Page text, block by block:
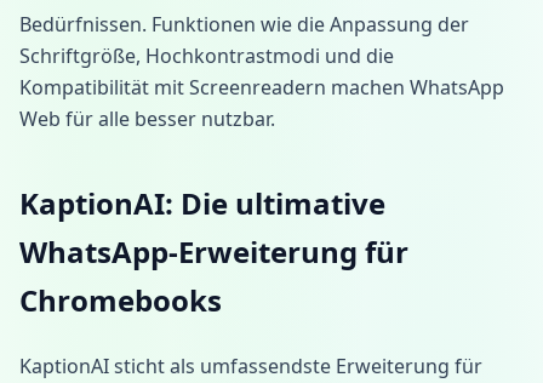
Bedürfnissen. Funktionen wie die Anpassung der
Schriftgröße, Hochkontrastmodi und die
Kompatibilität mit Screenreadern machen WhatsApp
Web für alle besser nutzbar.
KaptionAI: Die ultimative
WhatsApp-Erweiterung für
Chromebooks
KaptionAI sticht als umfassendste Erweiterung für